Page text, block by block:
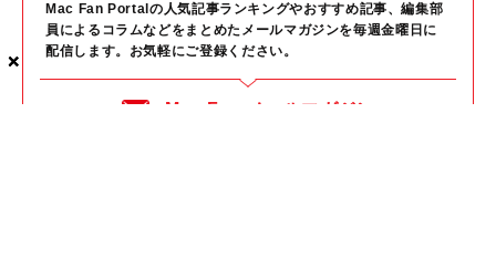
×
×
×
Mac Fan Portalの人気記事ランキングやおすすめ記事、編集部
員によるコラムなどをまとめたメールマガジンを毎週金曜日に
配信します。お気軽にご登録ください。
Mac Fan メールマガジン